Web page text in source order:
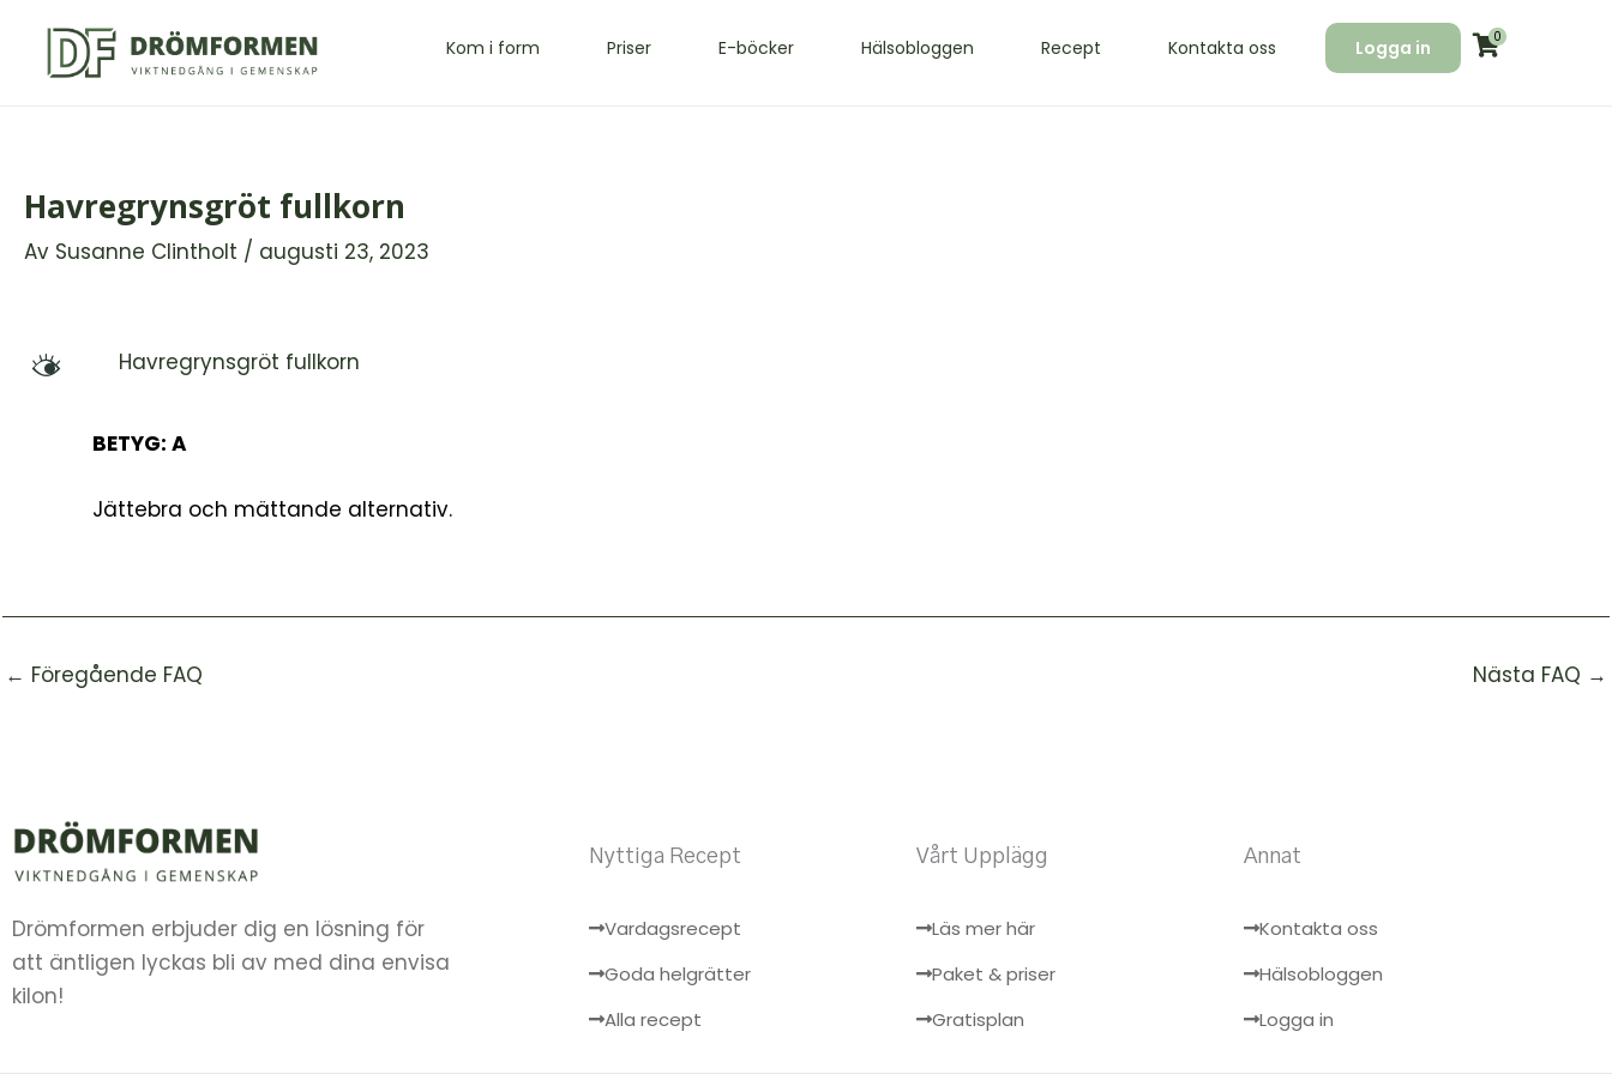
innehåll
Kom i form Priser E-böcker Hälsobloggen Recept Kontakta oss Logga in 0
Havregrynsgröt fullkorn
Av Susanne Clintholt / augusti 23, 2023
M Havregrynsgröt fullkorn
BETYG: A
Jättebra och mättande alternativ.
← Föregående FAQ Nästa FAQ →
Drömformen erbjuder dig en lösning för
att äntligen lyckas bli av med dina envisa
kilon!
Nyttiga Recept
Vardagsrecept
Goda helgrätter
Alla recept
Vårt Upplägg
Läs mer här
Paket & priser
Gratisplan
Annat
Kontakta oss
Hälsobloggen
Logga in